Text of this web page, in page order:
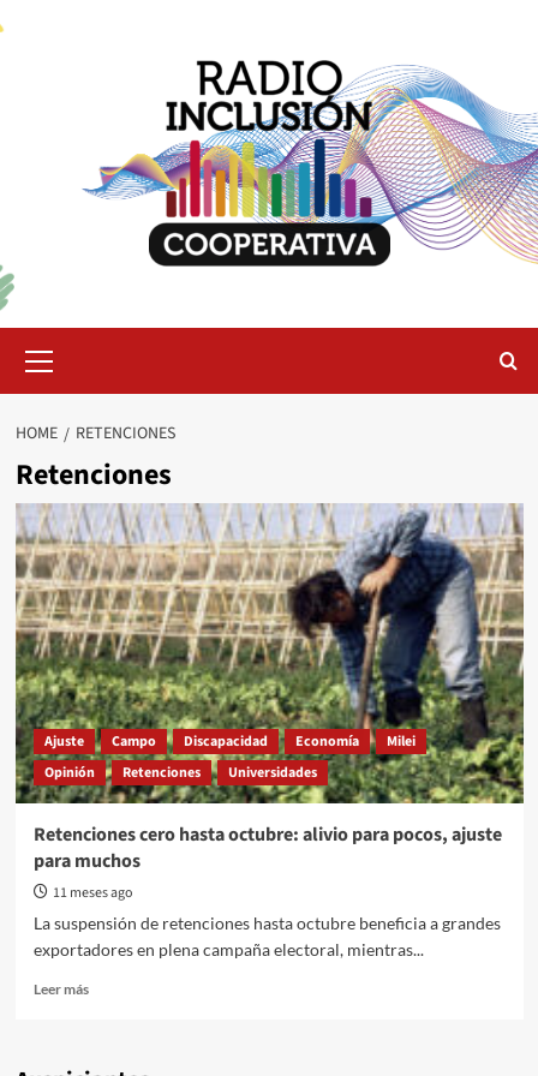
Menu
HOME RETENCIONES
Retenciones
Ajuste Campo Discapacidad Economía
Milei
Opinión
Retenciones Universidades
Retenciones cero hasta octubre: alivio para pocos, ajuste
para muchos
11 meses ago
La suspensión de retenciones hasta octubre beneficia a grandes
exportadores en plena campaña electoral, mientras...
Leer másRead